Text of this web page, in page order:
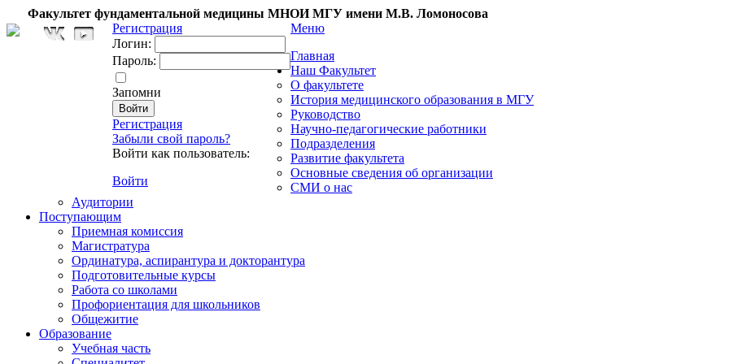
Факультет фундаментальной медицины МНОИ МГУ имени М.В. Ломоносова
Регистрация
Логин:
Пароль:
Запомни
Регистрация
Забыли свой пароль?
Войти как пользователь:
Войти
Меню
Главная
Наш Факультет
О факультете
История медицинского образования в МГУ
Руководство
Научно-педагогические работники
Подразделения
Развитие факультета
Основные сведения об организации
СМИ о нас
Аудитории
Поступающим
Приемная комиссия
Магистратура
Ординатура, аспирантура и докторантура
Подготовительные курсы
Работа со школами
Профориентация для школьников
Общежитие
Образование
Учебная часть